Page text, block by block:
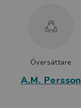
Översättare
A.M. Persson